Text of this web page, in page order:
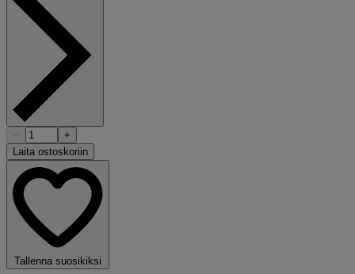
−
+
Laita ostoskoriin
Tallenna suosikiksi